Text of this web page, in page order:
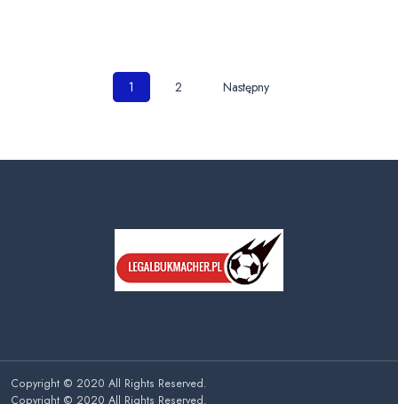
Nawigacja
1 2 Następny
Copyright © 2020 All Rights Reserved.
Copyright © 2020 All Rights Reserved.